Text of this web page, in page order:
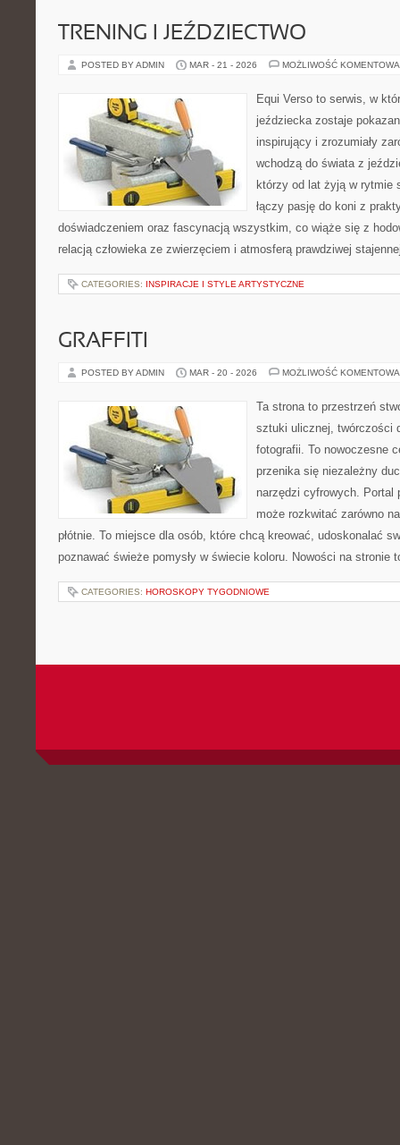
TRENING I JEŹDZIECTWO
POSTED BY ADMIN MAR - 21 - 2026 MOŻLIWOŚĆ
Equi Verso to serwis, w
jeździecka zostaje
inspirujący i zrozumiały
wchodzą do świata z
którzy od lat żyją w rytmie
łączy pasję do koni z
doświadczeniem oraz fascynacją wszystkim, co wiąże się z
relacją człowieka ze zwierzęciem i atmosferą prawdziwej
CATEGORIES: INSPIRACJE I STYLE ARTYSTYCZNE
GRAFFITI
POSTED BY ADMIN MAR - 20 - 2026 MOŻLIWOŚĆ
Ta strona to przestrzeń
sztuki ulicznej, twórczości
fotografii. To nowoczesne
przenika się niezależny
narzędzi cyfrowych. Portal
może rozkwitać zarówno
płótnie. To miejsce dla osób, które chcą kreować, udoskonalać
poznawać świeże pomysły w świecie koloru. Nowości na
CATEGORIES: HOROSKOPY TYGODNIOWE